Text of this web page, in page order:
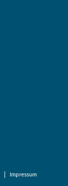
Impressum